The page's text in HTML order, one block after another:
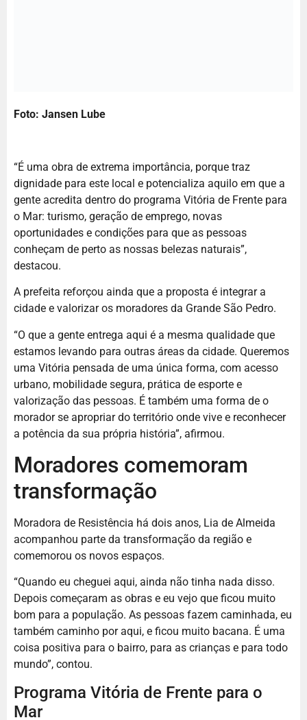
Foto: Jansen Lube
“É uma obra de extrema importância, porque traz
dignidade para este local e potencializa aquilo em que a
gente acredita dentro do programa Vitória de Frente para
o Mar: turismo, geração de emprego, novas
oportunidades e condições para que as pessoas
conheçam de perto as nossas belezas naturais”,
destacou.
A prefeita reforçou ainda que a proposta é integrar a
cidade e valorizar os moradores da Grande São Pedro.
“O que a gente entrega aqui é a mesma qualidade que
estamos levando para outras áreas da cidade. Queremos
uma Vitória pensada de uma única forma, com acesso
urbano, mobilidade segura, prática de esporte e
valorização das pessoas. É também uma forma de o
morador se apropriar do território onde vive e reconhecer
a potência da sua própria história”, afirmou.
Moradores comemoram
transformação
Moradora de Resistência há dois anos, Lia de Almeida
acompanhou parte da transformação da região e
comemorou os novos espaços.
“Quando eu cheguei aqui, ainda não tinha nada disso.
Depois começaram as obras e eu vejo que ficou muito
bom para a população. As pessoas fazem caminhada, eu
também caminho por aqui, e ficou muito bacana. É uma
coisa positiva para o bairro, para as crianças e para todo
mundo”, contou.
Programa Vitória de Frente para o
Mar